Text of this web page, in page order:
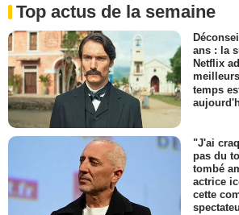
Top actus de la semaine
ans : la
Netflix
temps
"J'ai
pas du
tombé
actrice
cette